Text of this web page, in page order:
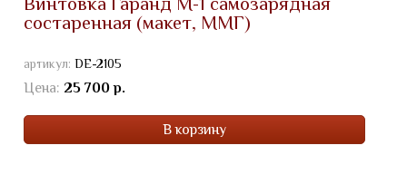
состаренная (макет, ММГ)
артикул: DE-2105
Цена: 25 700 р.
В корзину